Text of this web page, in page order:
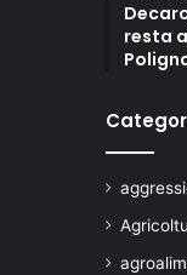
resta